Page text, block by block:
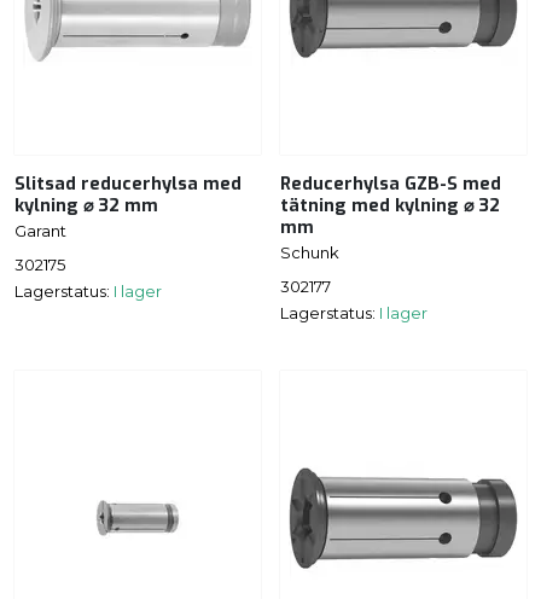
Slitsad reducerhylsa med
kylning ⌀ 32 mm
Garant
302175
Lagerstatus: I lager
Reducerhylsa GZB-S med
tätning med kylning ⌀ 32
mm
Schunk
302177
Lagerstatus: I lager